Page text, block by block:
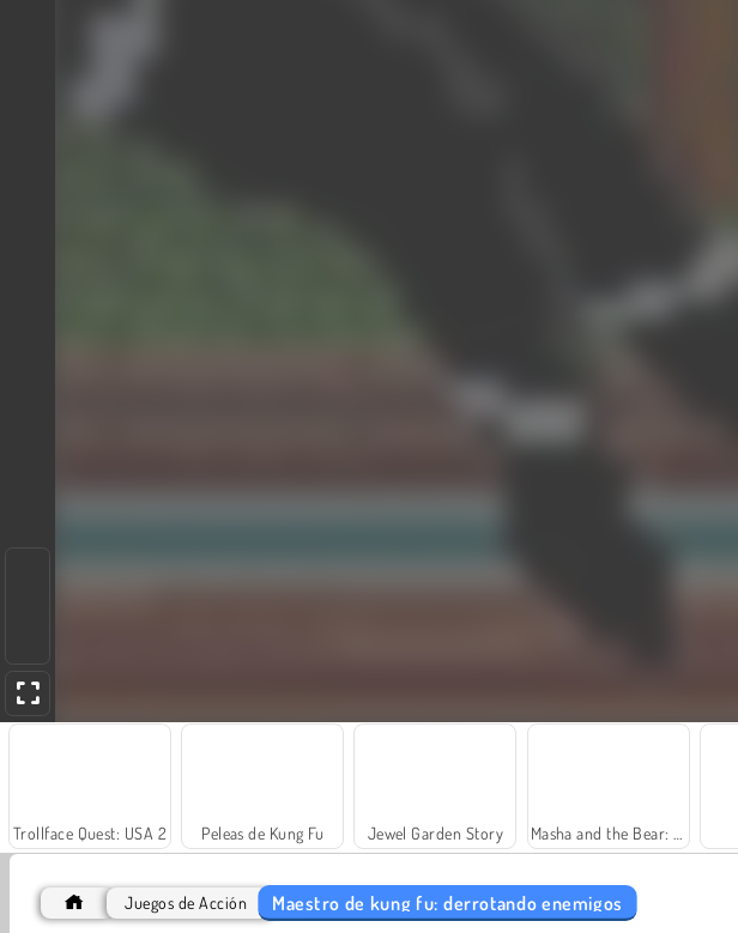
Trollface Quest: USA 2 Peleas de Kung Fu Jewel Garden Story
Juegos de Acción Maestro de kung fu: derrotando enemigos